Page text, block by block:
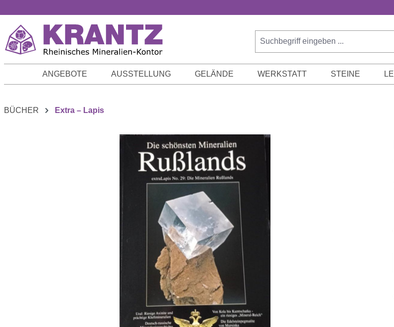
ANGEBOTE AUSSTELLUNG GELÄNDE WERKSTATT STEINE
BÜCHER Extra – Lapis